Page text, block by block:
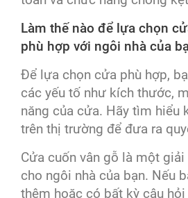
Làm thế nào để lựa chọn
phù hợp với ngôi nhà của
Để lựa chọn cửa phù hợp,
các yếu tố như kích thước,
năng của cửa. Hãy tìm hiểu
trên thị trường để đưa ra
Cửa cuốn vân gỗ là một
cho ngôi nhà của bạn. Nếu
thêm hoặc có bất kỳ câu